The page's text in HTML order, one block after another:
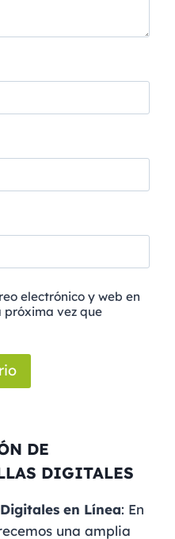
electrónico y web en
vez que
DE
DIGITALES
en Línea: En
una amplia